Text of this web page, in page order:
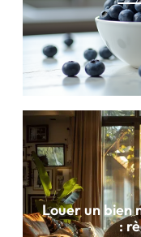
Louer un bien
: